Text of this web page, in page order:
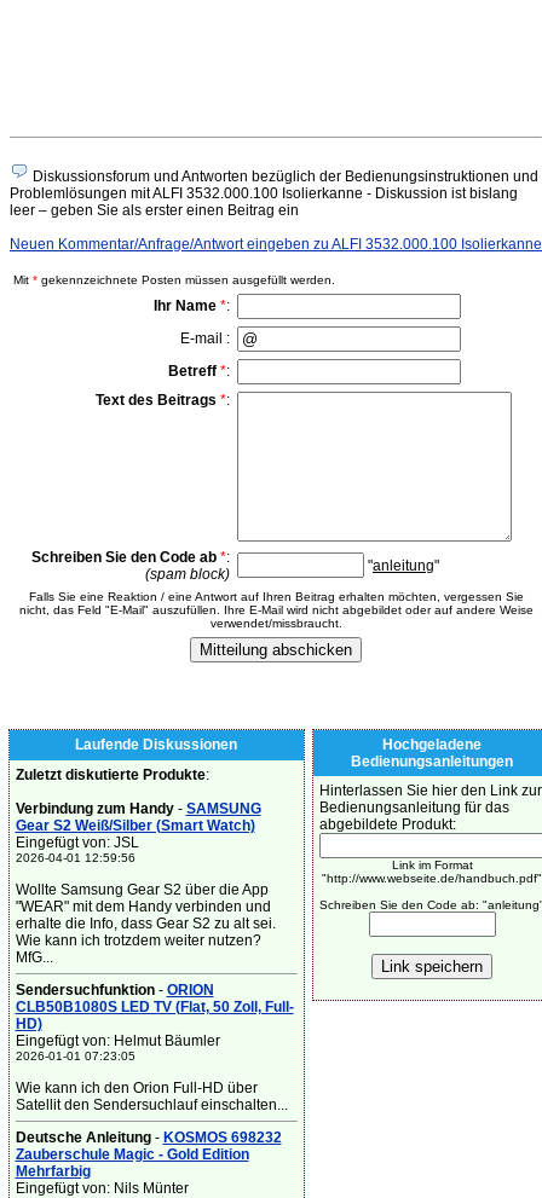
Diskussionsforum und Antworten bezüglich der Bedienungsinstruktionen und
Problemlösungen mit ALFI 3532.000.100 Isolierkanne - Diskussion ist bislang
leer – geben Sie als erster einen Beitrag ein
Neuen Kommentar/Anfrage/Antwort eingeben zu ALFI 3532.000.100 Isolierkanne
Mit * gekennzeichnete Posten müssen ausgefüllt werden.
Ihr Name *:
E-mail :
Betreff *:
Text des Beitrags *:
Schreiben Sie den Code ab *:
(spam block)
"anleitung"
Falls Sie eine Reaktion / eine Antwort auf Ihren Beitrag erhalten möchten, vergessen Sie
nicht, das Feld "E-Mail" auszufüllen. Ihre E-Mail wird nicht abgebildet oder auf andere Weise
verwendet/missbraucht.
Laufende Diskussionen
Zuletzt diskutierte Produkte:
Verbindung zum Handy- SAMSUNG
Gear S2 Weiß/Silber (Smart Watch)
Eingefügt von: JSL
2026-04-01 12:59:56
Wollte Samsung Gear S2 über die App
"WEAR" mit dem Handy verbinden und
erhalte die Info, dass Gear S2 zu alt sei.
Wie kann ich trotzdem weiter nutzen?
MfG...
Sendersuchfunktion- ORION
CLB50B1080S LED TV (Flat, 50 Zoll, Full-
HD)
Eingefügt von: Helmut Bäumler
2026-01-01 07:23:05
Wie kann ich den Orion Full-HD über
Satellit den Sendersuchlauf einschalten...
Deutsche Anleitung- KOSMOS 698232
Zauberschule Magic - Gold Edition
Mehrfarbig
Eingefügt von: Nils Münter
Hochgeladene
Bedienungsanleitungen
Hinterlassen Sie hier den Link zur
Bedienungsanleitung für das
abgebildete Produkt:
Link im Format
"http://www.webseite.de/handbuch.pdf"
Schreiben Sie den Code ab: